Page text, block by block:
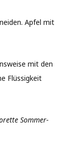
Apfel mit
mit den
Flüssigkeit
Sommer-